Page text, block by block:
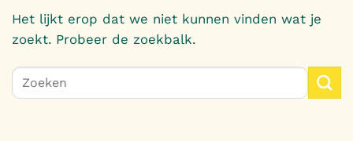
Het lijkt erop dat we niet kunnen vinden wat je
zoekt. Probeer de zoekbalk.